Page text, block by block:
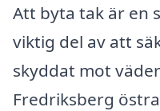
Att byta tak är en
viktig del av att
skyddat mot
Fredriksberg